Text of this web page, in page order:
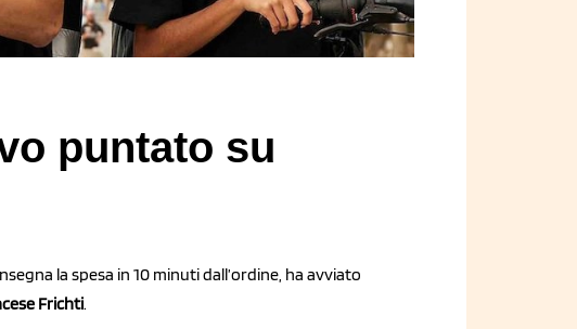
puntato su
la spesa in 10 minuti dall’ordine, ha avviato
Frichti.